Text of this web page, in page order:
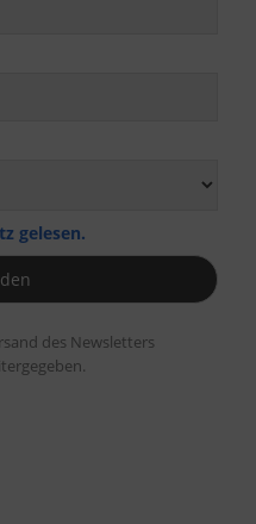
gelesen.
des Newsletters